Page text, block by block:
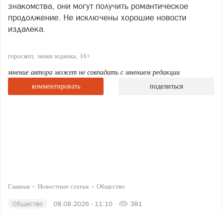
знакомства, они могут получить романтическое
продолжение. Не исключены хорошие новости
издалека.
гороскоп знаки зодиака 16+
мнение автора может не совпадать с мнением редакции
комментировать
поделиться
Главная Новостные статьи Общество
Общество 08.08.2026 - 11:10 381